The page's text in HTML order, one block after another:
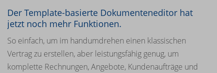
Der Template-basierte Dokumenteneditor hat
jetzt noch mehr Funktionen.
So einfach, um im handumdrehen einen klassischen
Vertrag zu erstellen, aber leistungsfähig genug, um
komplette Rechnungen, Angebote, Kundenaufträge und